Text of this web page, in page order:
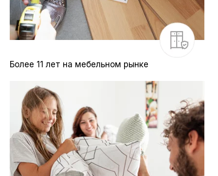
Более 11 лет на мебельном рынке